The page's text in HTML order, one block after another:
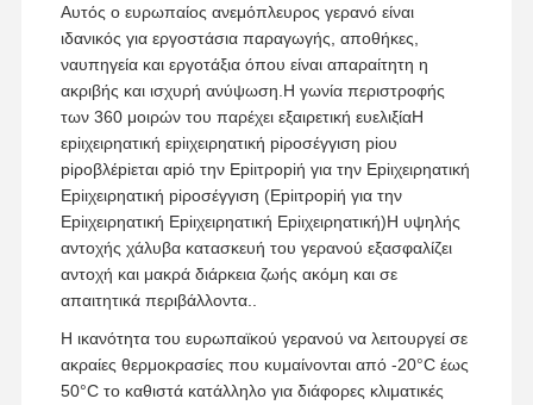
Αυτός ο ευρωπαίος ανεμόπλευρος γερανό είναι
ιδανικός για εργοστάσια παραγωγής, αποθήκες,
ναυπηγεία και εργοτάξια όπου είναι απαραίτητη η
ακριβής και ισχυρή ανύψωση.Η γωνία περιστροφής
των 360 μοιρών του παρέχει εξαιρετική ευελιξίαΗ
εpiιχειρηατική εpiιχειρηατική piροσέγγιση piου
piροβλέpiεται αpiό την Εpiιτροpiή για την Εpiιχειρηατική
Εpiιχειρηατική piροσέγγιση (Εpiιτροpiή για την
Εpiιχειρηατική Εpiιχειρηατική Εpiιχειρηατική)Η υψηλής
αντοχής χάλυβα κατασκευή του γερανού εξασφαλίζει
αντοχή και μακρά διάρκεια ζωής ακόμη και σε
απαιτητικά περιβάλλοντα..
Η ικανότητα του ευρωπαϊκού γερανού να λειτουργεί σε
ακραίες θερμοκρασίες που κυμαίνονται από -20°C έως
50°C το καθιστά κατάλληλο για διάφορες κλιματικές